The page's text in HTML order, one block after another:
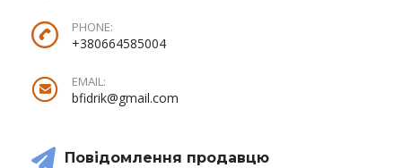
PHONE:
+380664585004
EMAIL:
bfidrik@gmail.com
Повідомлення продавцю